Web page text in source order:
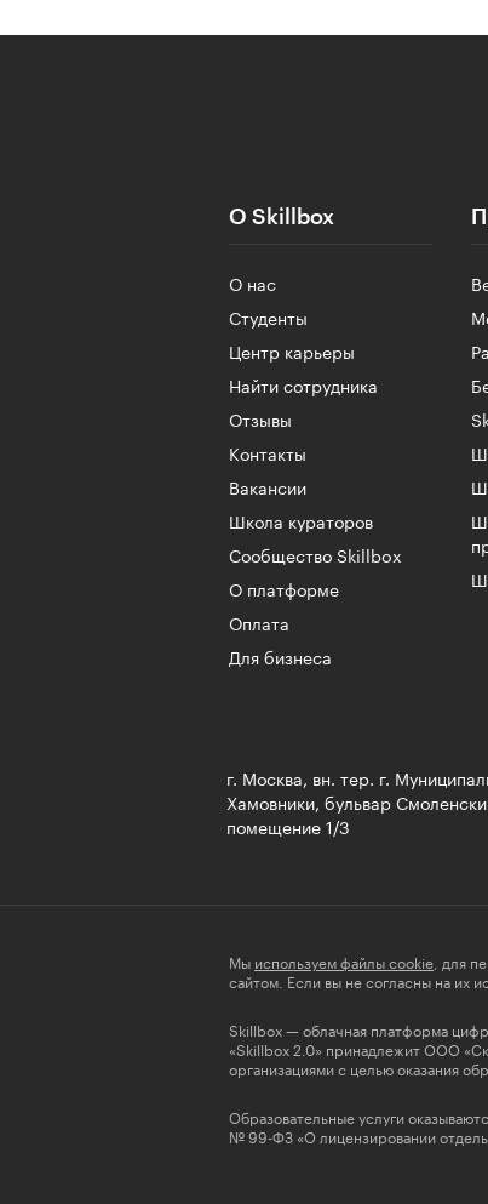
О Skillbox
О нас
Студенты
Центр карьеры
Найти сотрудника
Отзывы
Контакты
Вакансии
Школа кураторов
Сообщество Skillbox
О платформе
Оплата
Для бизнеса
г. Москва, вн. тер. г.
Хамовники, бульвар
помещение 1/3
Мы используем файлы cookie , для
сайтом. Если вы не согласны на их
Skillbox — облачная платформа
«Skillbox 2.0» принадлежит ООО
организациями с целью оказания
Образовательные услуги
№ 99-ФЗ «О лицензировании